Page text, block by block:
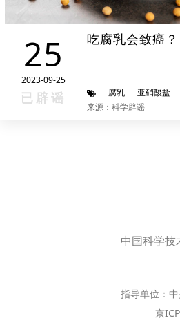
25
2023-09-25
已辟谣
吃腐乳会致癌？
腐乳 亚硝酸盐
来源：科学辟谣
中国科学技
指导单位：
京